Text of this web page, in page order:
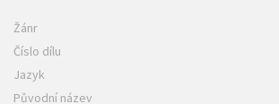
Žánr
Číslo dílu
Jazyk
Původní název